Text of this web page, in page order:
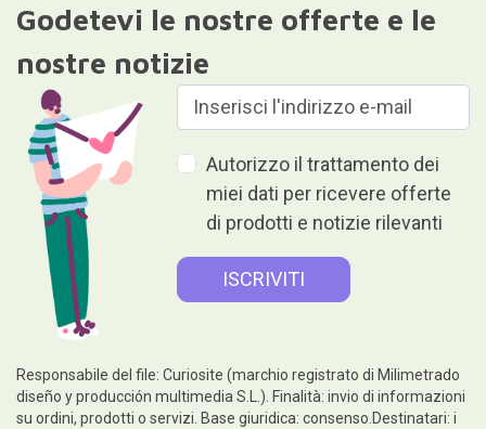
Godetevi le nostre offerte e le
nostre notizie
Autorizzo il trattamento dei
miei dati per ricevere offerte
di prodotti e notizie rilevanti
Responsabile del file: Curiosite (marchio registrato di Milimetrado
diseño y producción multimedia S.L.). Finalità: invio di informazioni
su ordini, prodotti o servizi. Base giuridica: consenso.Destinatari: i